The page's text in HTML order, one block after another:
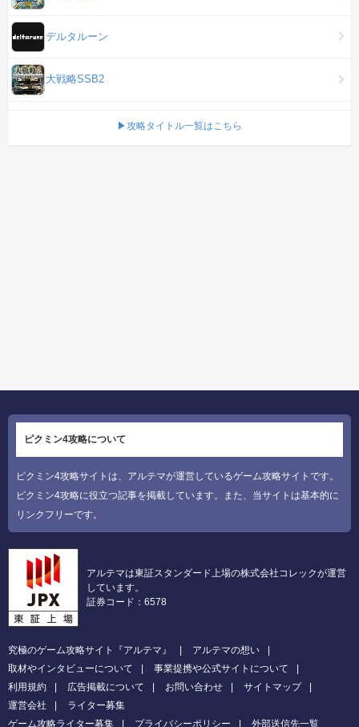
デルタルーン
大戦略SSB2
▶攻略タイトル一覧はこちら
ピクミン4攻略について
ピクミン4攻略サイトは、アルテマが運営しているゲーム攻略サイトです。
ピクミン4攻略に役立つ記事を掲載しています。また、当サイトは基本的に
リンクフリーです。
アルテマは東証スタンダード上場の株式会社コレックが運営
しています。
証券コード：6578
究極のゲーム攻略サイト『アルテマ』
アルテマの想い
取材やインタビューについて
事業提携や公式サイトについて
利用規約
広告掲載について お問い合わせ
サイトマップ
運営会社
ライター募集
ゲーム攻略ライター募集
プライバシーポリシー 外部送信先一覧